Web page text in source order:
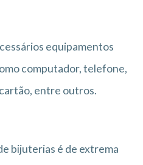
equipamentos
computador, telefone,
entre outros.
bijuterias é de extrema